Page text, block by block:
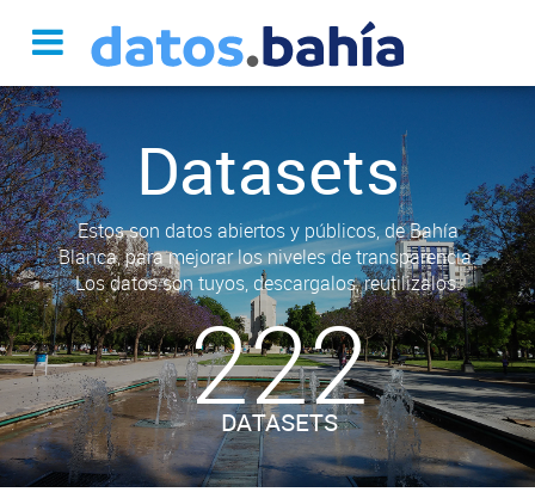
Datasets
Estos son datos abiertos y públicos, de Bahía
Blanca, para mejorar los niveles de transparencia.
Los datos son tuyos, descargalos, reutilizalos.
222
DATASETS